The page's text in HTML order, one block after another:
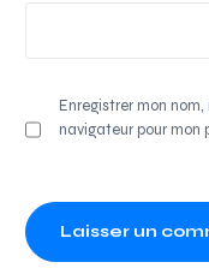
Enregistrer mon
navigateur pour mon